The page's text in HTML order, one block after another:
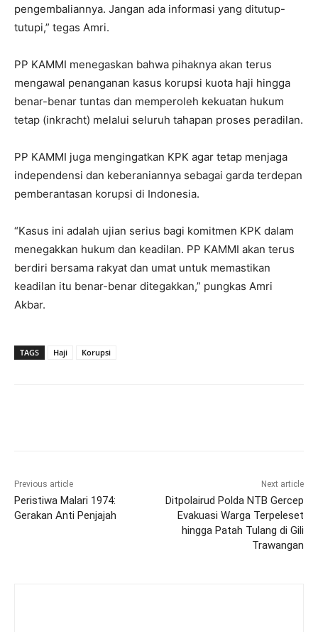
pengembaliannya. Jangan ada informasi yang ditutup-
tutupi,” tegas Amri.
PP KAMMI menegaskan bahwa pihaknya akan terus
mengawal penanganan kasus korupsi kuota haji hingga
benar-benar tuntas dan memperoleh kekuatan hukum
tetap (inkracht) melalui seluruh tahapan proses peradilan.
PP KAMMI juga mengingatkan KPK agar tetap menjaga
independensi dan keberaniannya sebagai garda terdepan
pemberantasan korupsi di Indonesia.
“Kasus ini adalah ujian serius bagi komitmen KPK dalam
menegakkan hukum dan keadilan. PP KAMMI akan terus
berdiri bersama rakyat dan umat untuk memastikan
keadilan itu benar-benar ditegakkan,” pungkas Amri
Akbar.
TAGS Haji Korupsi
Previous article
Peristiwa Malari 1974:
Gerakan Anti Penjajah
Next article
Ditpolairud Polda NTB Gercep
Evakuasi Warga Terpeleset
hingga Patah Tulang di Gili
Trawangan